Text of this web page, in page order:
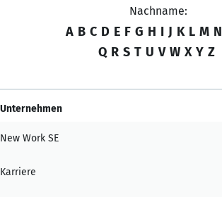
Nachname:
A B C D E F G H I J K L M N
Q R S T U V W X Y Z
Unternehmen
New Work SE
Karriere